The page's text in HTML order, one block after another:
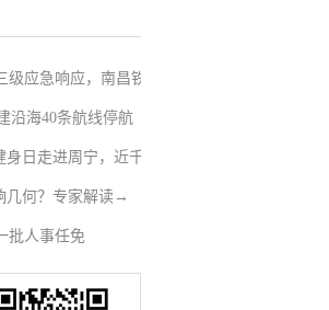
级应急响应，南昌铁
沿海40条航线停航
身日走进周宁，近千
几何？专家解读→
批人事任免